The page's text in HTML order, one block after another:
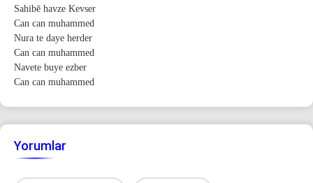
Sahibē havze Kevser
Can can muhammed
Nura te daye herder
Can can muhammed
Navete buye ezber
Can can muhammed
Yorumlar